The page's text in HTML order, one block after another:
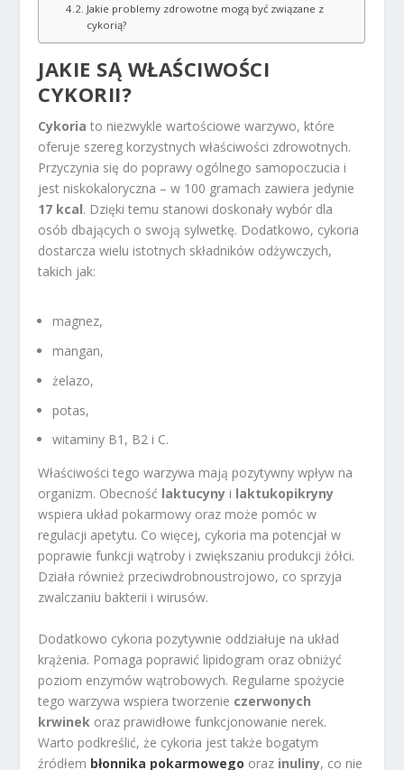
Jakie problemy zdrowotne mogą być związane z
cykorią?
JAKIE SĄ WŁAŚCIWOŚCI
CYKORII?
Cykoria to niezwykle wartościowe warzywo, które
oferuje szereg korzystnych właściwości zdrowotnych.
Przyczynia się do poprawy ogólnego samopoczucia i
jest niskokaloryczna – w 100 gramach zawiera jedynie
17 kcal. Dzięki temu stanowi doskonały wybór dla
osób dbających o swoją sylwetkę. Dodatkowo, cykoria
dostarcza wielu istotnych składników odżywczych,
takich jak:
magnez,
mangan,
żelazo,
potas,
witaminy B1, B2 i C.
Właściwości tego warzywa mają pozytywny wpływ na
organizm. Obecność laktucyny i laktukopikryny
wspiera układ pokarmowy oraz może pomóc w
regulacji apetytu. Co więcej, cykoria ma potencjał w
poprawie funkcji wątroby i zwiększaniu produkcji żółci.
Działa również przeciwdrobnoustrojowo, co sprzyja
zwalczaniu bakterii i wirusów.
Dodatkowo cykoria pozytywnie oddziałuje na układ
krążenia. Pomaga poprawić lipidogram oraz obniżyć
poziom enzymów wątrobowych. Regularne spożycie
tego warzywa wspiera tworzenie czerwonych
krwinek oraz prawidłowe funkcjonowanie nerek.
Warto podkreślić, że cykoria jest także bogatym
źródłem błonnika pokarmowego oraz inuliny, co nie